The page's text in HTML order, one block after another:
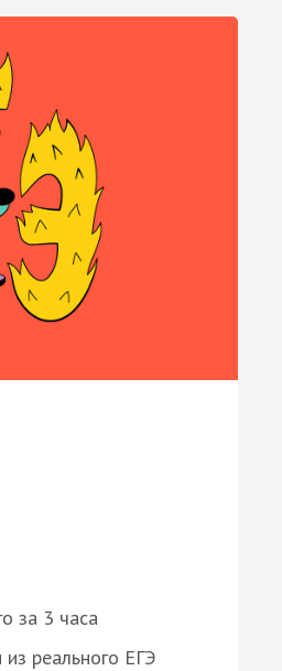
за 3 часа
реального ЕГЭ